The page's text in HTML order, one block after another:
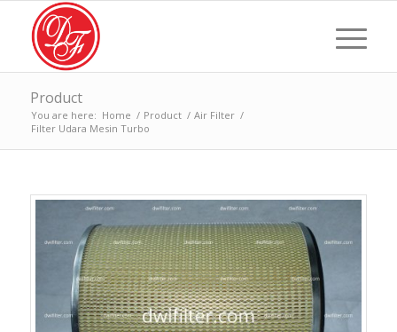
Product
You are here: Home / Product / Air Filter /
Filter Udara Mesin Turbo